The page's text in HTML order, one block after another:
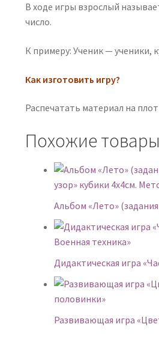
В ходе игры взрослый
число.
К примеру: Ученик — ученики,
Как изготовить игру?
Распечатать материал на
Похожие товары
Альбом «Лето»
Дидактическая игра
Развивающая игра